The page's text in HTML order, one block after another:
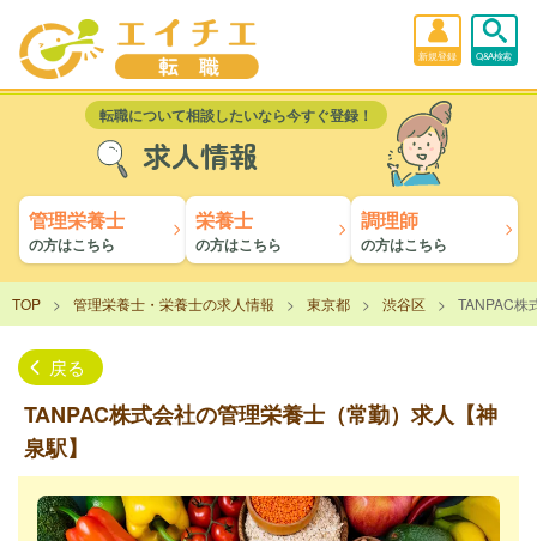
新規登録 Q&A検索
転職について相談したいなら今すぐ登録！
求人情報
管理栄養士
の方はこちら
栄養士
の方はこちら
調理師
の方はこちら
TOP 管理栄養士・栄養士の求人情報 東京都 渋谷区 TANPAC株
戻る
TANPAC株式会社の管理栄養士（常勤）求人【神
泉駅】